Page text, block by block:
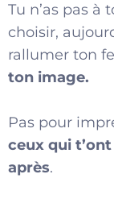
Tu n’as pas à
choisir,
rallumer ton
ton image.
Pas pour
ceux qui
après.